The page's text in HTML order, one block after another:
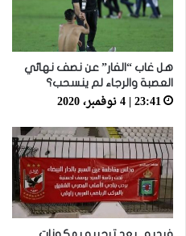
هل غاب “الفار” عن نصف نهائي
العصبة والرجاء لم ينسحب؟
23:41 | 4 نوفمبر، 2020